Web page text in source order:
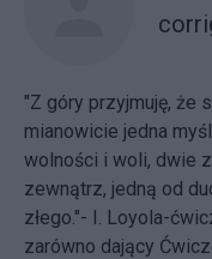
"Z góry przyjmuję, że
mianowicie jedna
wolności i woli, dwie
zewnątrz, jedną od
złego."- I. Loyola-
zarówno dający